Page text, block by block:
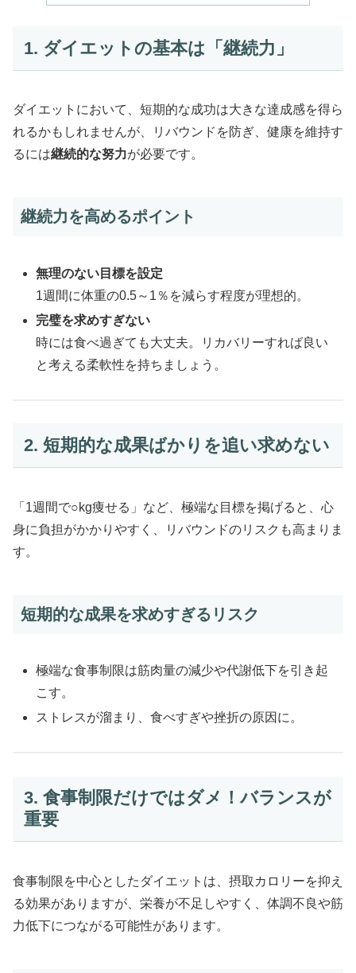
1. ダイエットの基本は「継続力」
ダイエットにおいて、短期的な成功は大きな達成感を得ら
れるかもしれませんが、リバウンドを防ぎ、健康を維持す
るには継続的な努力が必要です。
継続力を高めるポイント
無理のない目標を設定
1週間に体重の0.5～1％を減らす程度が理想的。
完璧を求めすぎない
時には食べ過ぎても大丈夫。リカバリーすれば良い
と考える柔軟性を持ちましょう。
2. 短期的な成果ばかりを追い求めない
「1週間で○kg痩せる」など、極端な目標を掲げると、心
身に負担がかかりやすく、リバウンドのリスクも高まりま
す。
短期的な成果を求めすぎるリスク
極端な食事制限は筋肉量の減少や代謝低下を引き起
こす。
ストレスが溜まり、食べすぎや挫折の原因に。
3. 食事制限だけではダメ！バランスが
重要
食事制限を中心としたダイエットは、摂取カロリーを抑え
る効果がありますが、栄養が不足しやすく、体調不良や筋
力低下につながる可能性があります。